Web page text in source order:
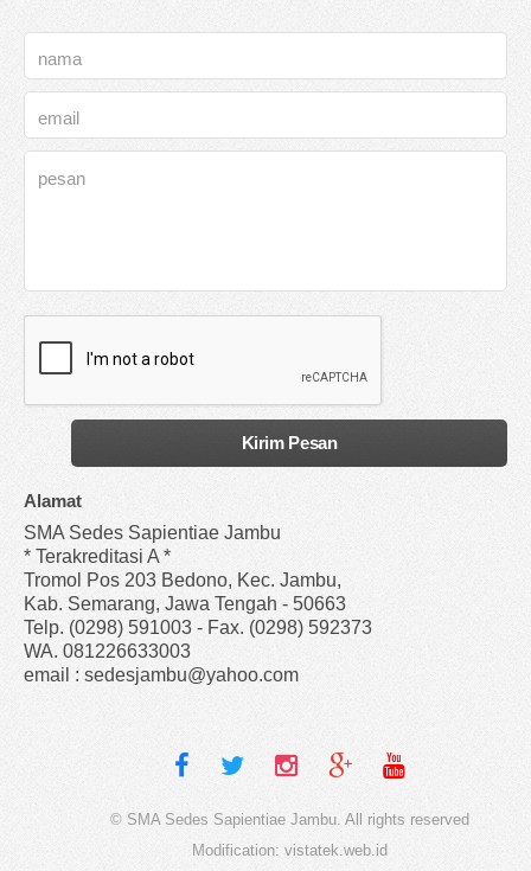
Alamat
SMA Sedes Sapientiae Jambu
* Terakreditasi A *
Tromol Pos 203 Bedono, Kec. Jambu,
Kab. Semarang, Jawa Tengah - 50663
Telp. (0298) 591003 - Fax. (0298) 592373
WA. 081226633003
email : sedesjambu@yahoo.com
© SMA Sedes Sapientiae Jambu. All rights reserved
Modification: vistatek.web.id